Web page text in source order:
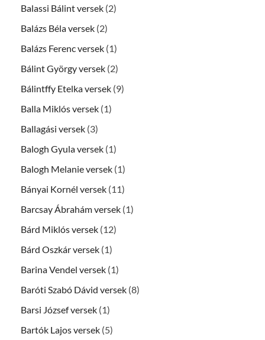
Balassi Bálint versek (2)
Balázs Béla versek (2)
Balázs Ferenc versek (1)
Bálint György versek (2)
Bálintffy Etelka versek (9)
Balla Miklós versek (1)
Ballagási versek (3)
Balogh Gyula versek (1)
Balogh Melanie versek (1)
Bányai Kornél versek (11)
Barcsay Ábrahám versek (1)
Bárd Miklós versek (12)
Bárd Oszkár versek (1)
Barina Vendel versek (1)
Baróti Szabó Dávid versek (8)
Barsi József versek (1)
Bartók Lajos versek (5)